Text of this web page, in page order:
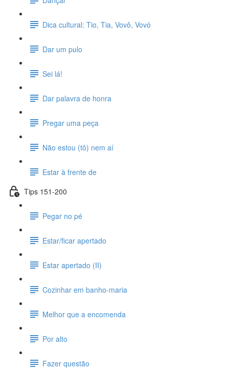
Dica cultural: Tio, Tia, Vovô, Vovó
Dar um pulo
Sei lá!
Dar palavra de honra
Pregar uma peça
Não estou (tô) nem aí
Estar à frente de
Tips 151-200
Pegar no pé
Estar/ficar apertado
Estar apertado (II)
Cozinhar em banho-maria
Melhor que a encomenda
Por alto
Fazer questão